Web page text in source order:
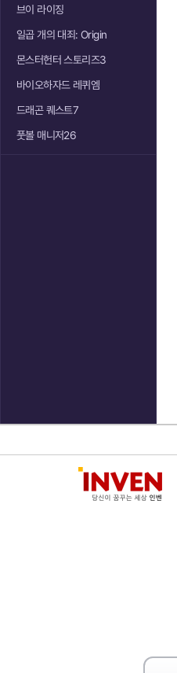
브이 라이징
일곱 개의 대죄: Origin
몬스터헌터 스토리즈3
바이오하자드 레퀴엠
드래곤 퀘스트7
풋볼 매니저26